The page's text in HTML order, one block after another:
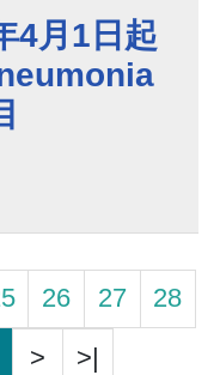
4月1日起
26 27
28
> >|